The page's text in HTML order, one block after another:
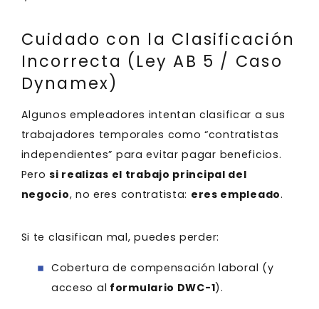
Cuidado con la Clasificación
Incorrecta (Ley AB 5 / Caso
Dynamex)
Algunos empleadores intentan clasificar a sus
trabajadores temporales como “contratistas
independientes” para evitar pagar beneficios.
Perosi realizas el trabajo principal del
negocio, no eres contratista: eres empleado.
Si te clasifican mal, puedes perder:
Cobertura de compensación laboral (y
acceso al formulario DWC-1).